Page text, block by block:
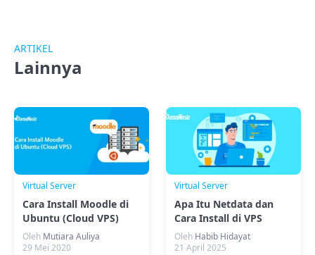
ARTIKEL
Lainnya
Virtual Server
Cara Install Moodle di
Ubuntu (Cloud VPS)
Oleh Mutiara Auliya
29 Mei 2020
Virtual Server
Apa Itu Netdata dan
Cara Install di VPS
Ubuntu
Oleh Habib Hidayat
21 April 2025